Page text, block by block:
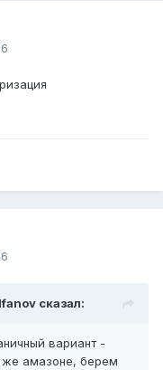
сказал:
вариант -
же амазоне, берем